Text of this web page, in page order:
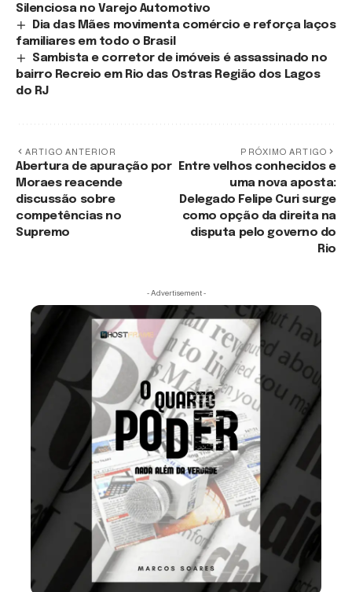
Silenciosa no Varejo Automotivo
Dia das Mães movimenta comércio e reforça laços
familiares em todo o Brasil
Sambista e corretor de imóveis é assassinado no
bairro Recreio em Rio das Ostras Região dos Lagos
do RJ
ARTIGO ANTERIOR
Abertura de apuração por
Moraes reacende
discussão sobre
competências no
Supremo
PRÓXIMO ARTIGO
Entre velhos conhecidos e
uma nova aposta:
Delegado Felipe Curi surge
como opção da direita na
disputa pelo governo do
Rio
- Advertisement -